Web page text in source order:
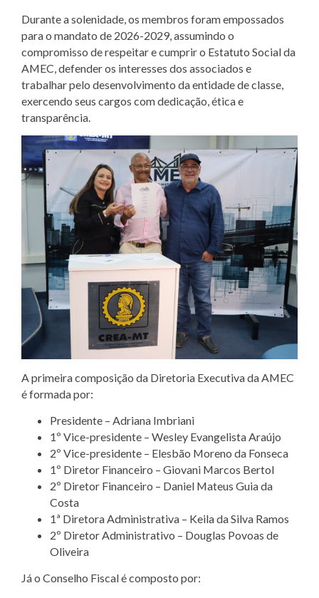
Durante a solenidade, os membros foram empossados
para o mandato de 2026-2029, assumindo o
compromisso de respeitar e cumprir o Estatuto Social da
AMEC, defender os interesses dos associados e
trabalhar pelo desenvolvimento da entidade de classe,
exercendo seus cargos com dedicação, ética e
transparência.
A primeira composição da Diretoria Executiva da AMEC
é formada por:
Presidente – Adriana Imbriani
1º Vice-presidente – Wesley Evangelista Araújo
2º Vice-presidente – Elesbão Moreno da Fonseca
1º Diretor Financeiro – Giovani Marcos Bertol
2º Diretor Financeiro – Daniel Mateus Guia da
Costa
1ª Diretora Administrativa – Keila da Silva Ramos
2º Diretor Administrativo – Douglas Povoas de
Oliveira
Já o Conselho Fiscal é composto por: